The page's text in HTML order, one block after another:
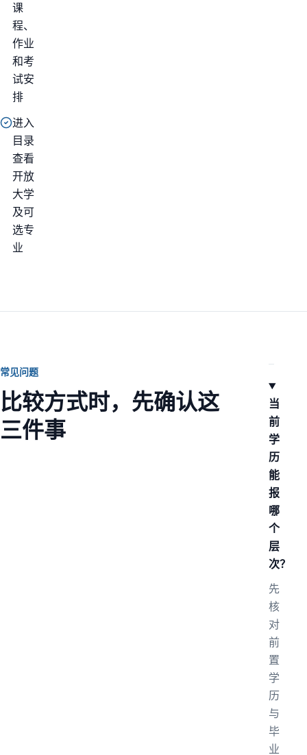
课
程、
作业
和考
试安
排
进入
目录
查看
开放
大学
及可
选专
业
常见问题
比较方式时，先确认这
三件事
当
前
学
历
能
报
哪
个
层
次？
先
核
对
前
置
学
历
与
毕
业